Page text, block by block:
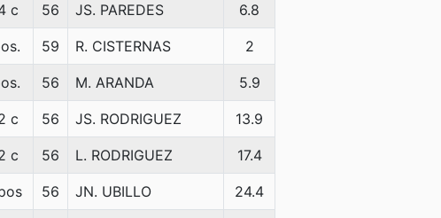
c 56 JS. PAREDES 6.8
59 R. CISTERNAS 2
56 M. ARANDA 5.9
c 56 JS. RODRIGUEZ 13.9
c 56 L. RODRIGUEZ 17.4
56 JN. UBILLO 24.4